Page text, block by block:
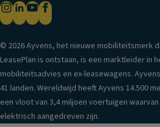
© 2026 Ayvens, het nieuwe mobiliteitsmerk
LeasePlan is ontstaan, is een marktleider in
mobiliteitsadvies en ex-leasewagens.
41 landen. Wereldwijd heeft Ayvens 14.500
een vloot van 3,4 miljoen voertuigen
elektrisch aangedreven zijn.